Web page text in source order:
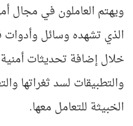
ويهتم العاملون في مجال
الذي تشهده وسائل وأدوات
خلال إضافة تحديثات
والتطبيقات لسد ثغراتها
الخبيثة للتعامل معها.